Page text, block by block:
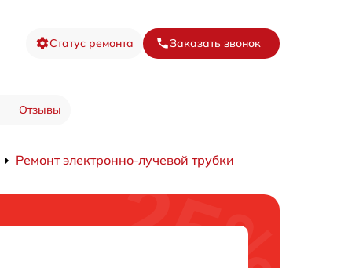
Статус ремонта Заказать звонок
Отзывы
Ремонт электронно-лучевой трубки